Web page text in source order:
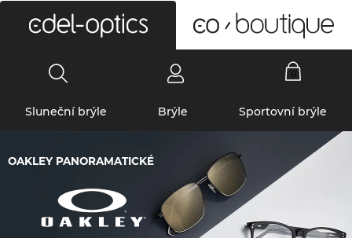
Sluneční brýle Brýle Sportovní brýle
OAKLEY PANORAMATICKÉ